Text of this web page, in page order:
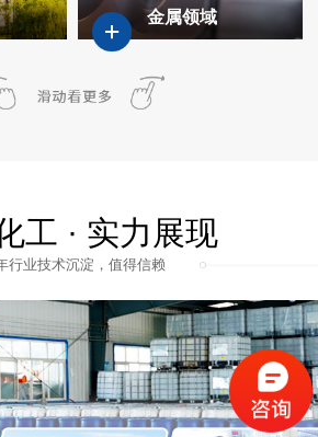
属领域 木器领域
工 · 实力展现
行业技术沉淀，值得信赖